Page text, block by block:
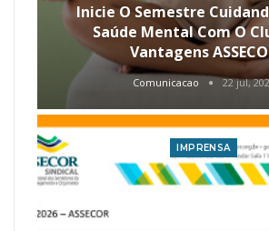
Inicie O Semestre
Saúde Mental Com O
Vantagens
Comunicacao 22 jul,
IMPRENSA